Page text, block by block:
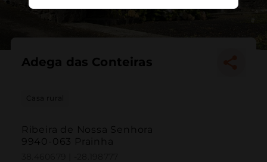
Adega das Conteiras
Casa rural
Ribeira de Nossa Senhora
9940-063 Prainha